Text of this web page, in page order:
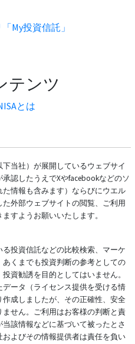
My投資信託」
テンツ
とは
当社）が展開しているウェブサイ
認したうえでXやfacebookなどのソ
情報も含みます）ならびにウエル
外部ウェブサイトの閲覧、ご利用
すようお願いいたします。
投資信託などの比較検索、マーケ
くまでも投資判断の参考としての
資勧誘を目的としてはいません。
ータ（ライセンス提供を受ける情
成しましたが、その正確性、安全
せん。ご利用はお客様の判断と責
該情報などに基づいて被ったとさ
よびその情報提供者は責任を負い